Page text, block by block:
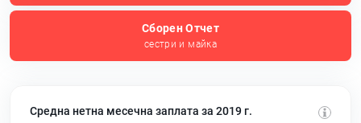
Сборен Отчет
сестри и майка
Средна нетна месечна заплата за 2019 г.